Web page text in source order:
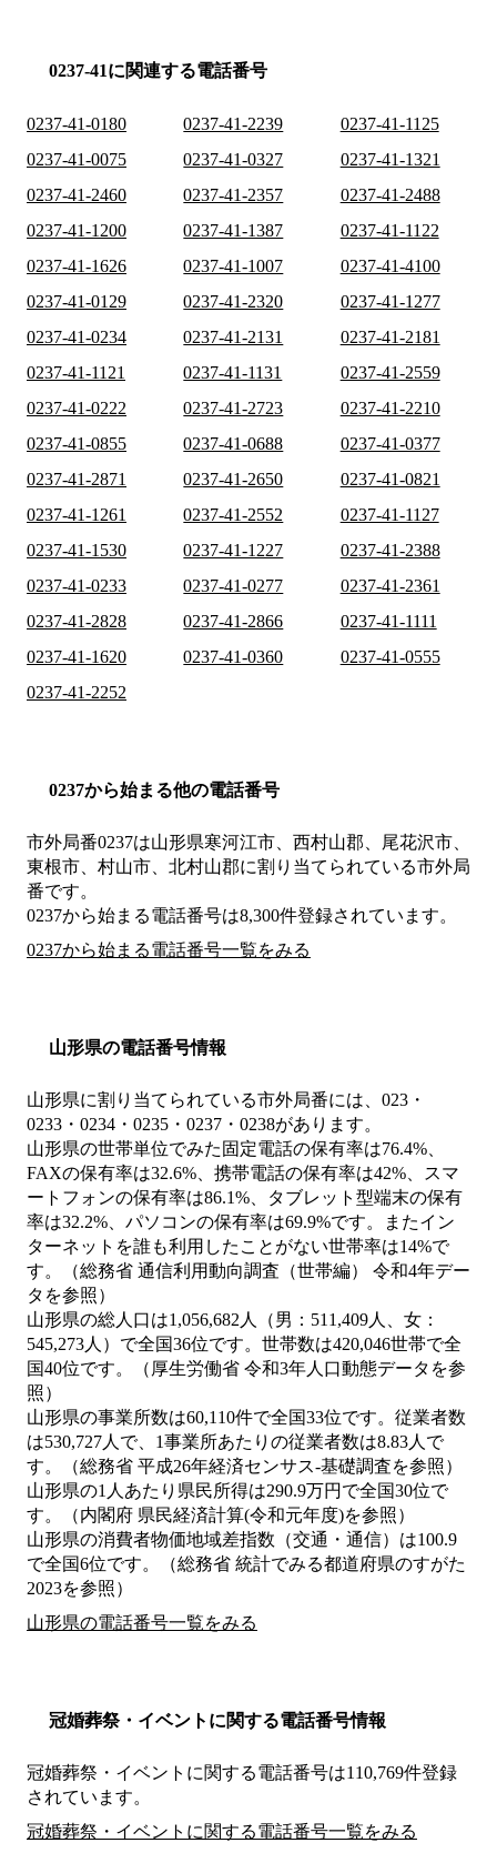
0237-41に関連する電話番号
0237-41-0180 0237-41-2239
0237-41-1125
0237-41-0075
0237-41-0327
0237-41-1321
0237-41-2460
0237-41-2357
0237-41-2488
0237-41-1200
0237-41-1387
0237-41-1122
0237-41-1626
0237-41-1007
0237-41-4100
0237-41-0129
0237-41-2320
0237-41-1277
0237-41-0234
0237-41-2131
0237-41-2181
0237-41-1121
0237-41-1131
0237-41-2559
0237-41-0222
0237-41-2723
0237-41-2210
0237-41-0855
0237-41-0688
0237-41-0377
0237-41-2871
0237-41-2650
0237-41-0821
0237-41-1261
0237-41-2552
0237-41-1127
0237-41-1530
0237-41-1227
0237-41-2388
0237-41-0233
0237-41-0277
0237-41-2361
0237-41-2828
0237-41-2866
0237-41-1111
0237-41-1620
0237-41-0360
0237-41-0555
0237-41-2252
0237から始まる他の電話番号
市外局番0237は山形県寒河江市、西村山郡、尾花沢市、
東根市、村山市、北村山郡に割り当てられている市外局
番です。
0237から始まる電話番号は8,300件登録されています。
0237から始まる電話番号一覧をみる
山形県の電話番号情報
山形県に割り当てられている市外局番には、023・
0233・0234・0235・0237・0238があります。
山形県の世帯単位でみた固定電話の保有率は76.4%、
FAXの保有率は32.6%、携帯電話の保有率は42%、スマ
ートフォンの保有率は86.1%、タブレット型端末の保有
率は32.2%、パソコンの保有率は69.9%です。またイン
ターネットを誰も利用したことがない世帯率は14%で
す。（総務省 通信利用動向調査（世帯編） 令和4年デー
タを参照）
山形県の総人口は1,056,682人（男：511,409人、女：
545,273人）で全国36位です。世帯数は420,046世帯で全
国40位です。（厚生労働省 令和3年人口動態データを参
照）
山形県の事業所数は60,110件で全国33位です。従業者数
は530,727人で、1事業所あたりの従業者数は8.83人で
す。（総務省 平成26年経済センサス‐基礎調査を参照）
山形県の1人あたり県民所得は290.9万円で全国30位で
す。（内閣府 県民経済計算(令和元年度)を参照）
山形県の消費者物価地域差指数（交通・通信）は100.9
で全国6位です。（総務省 統計でみる都道府県のすがた
2023を参照）
山形県の電話番号一覧をみる
冠婚葬祭・イベントに関する電話番号情報
冠婚葬祭・イベントに関する電話番号は110,769件登録
されています。
冠婚葬祭・イベントに関する電話番号一覧をみる